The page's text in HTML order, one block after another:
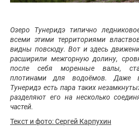
Озеро Тунеридэ типично
всеми этими территориями
видны повсюду. Вот и здесь
расширили межгорную долину,
после себя моренные валы,
плотинами для водоёмов. Даже
Тунеридэ есть пара таких
разделяют его на несколько
частей.
Текст и фото: Сергей Карпухин